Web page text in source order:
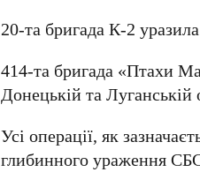
20-та бригада К-2
414-та бригада «Птахи
ДонецькійтаЛуганській
Усі операції, як
глибинного ураження